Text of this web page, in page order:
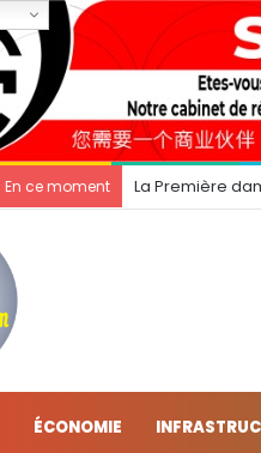
En ce moment La Première
ÉCONOMIE